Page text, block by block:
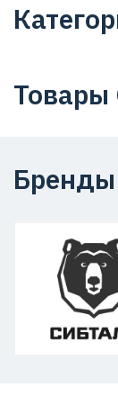
Товары
Бренды